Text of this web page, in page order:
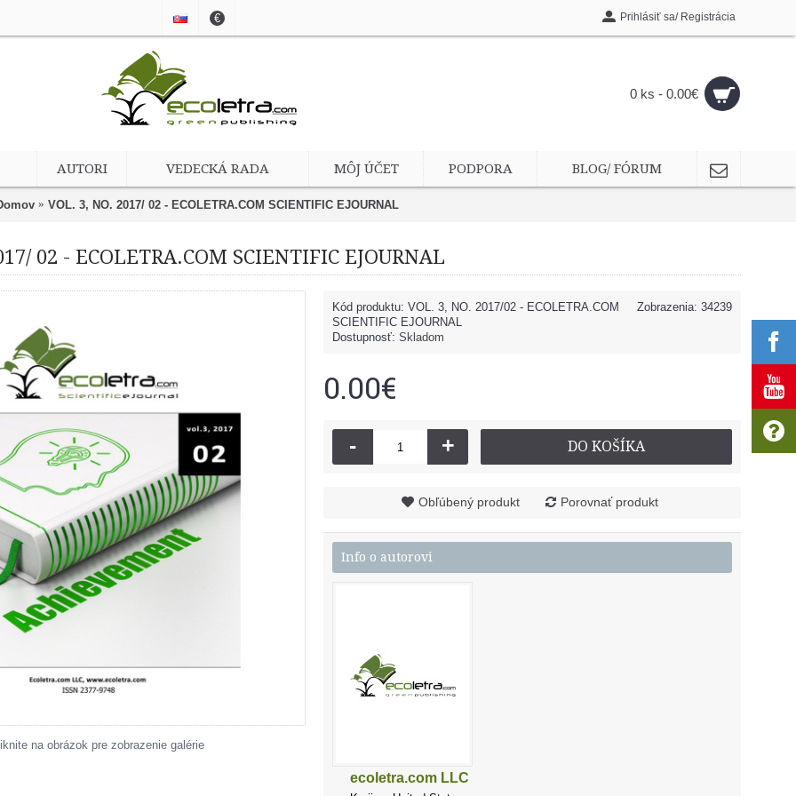
€ Prihlásiť sa/ Registrácia
0 ks - 0.00€
AUTORI VEDECKÁ RADA MÔJ ÚČET PODPORA BLOG/ FÓRUM
VOL. 3, NO. 2017/ 02 - ECOLETRA.COM SCIENTIFIC EJOURNAL
02 - ECOLETRA.COM SCIENTIFIC EJOURNAL
na obrázok pre zobrazenie galérie
Zobrazenia: 34239
Kód produktu: VOL. 3, NO. 2017/02 - ECOLETRA.COM
SCIENTIFIC EJOURNAL
Dostupnosť: Skladom
0.00€
- + DO KOŠÍKA
Obľúbený produkt Porovnať produkt
Info o autorovi
ecoletra.com LLC